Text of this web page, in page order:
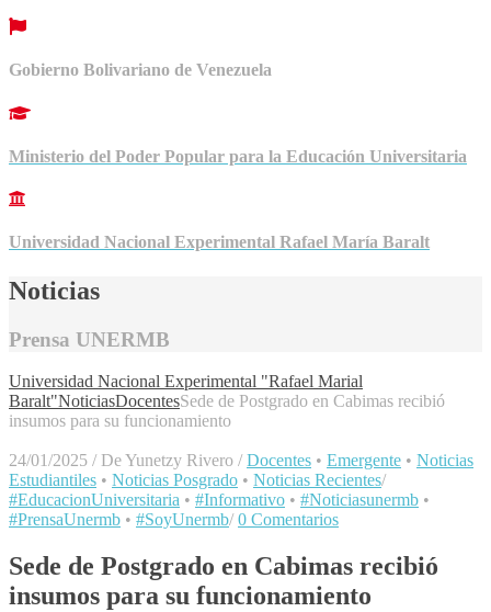
Gobierno Bolivariano de Venezuela
Ministerio del Poder Popular para la Educación Universitaria
Universidad Nacional Experimental Rafael María Baralt
Noticias
Prensa UNERMB
Universidad Nacional Experimental "Rafael Marial
Baralt"NoticiasDocentesSede de Postgrado en Cabimas recibió
insumos para su funcionamiento
24/01/2025 / De Yunetzy Rivero / Docentes • Emergente • Noticias
Estudiantiles • Noticias Posgrado • Noticias Recientes/
#EducacionUniversitaria • #Informativo • #Noticiasunermb •
#PrensaUnermb • #SoyUnermb/ 0 Comentarios
Sede de Postgrado en Cabimas recibió
insumos para su funcionamiento